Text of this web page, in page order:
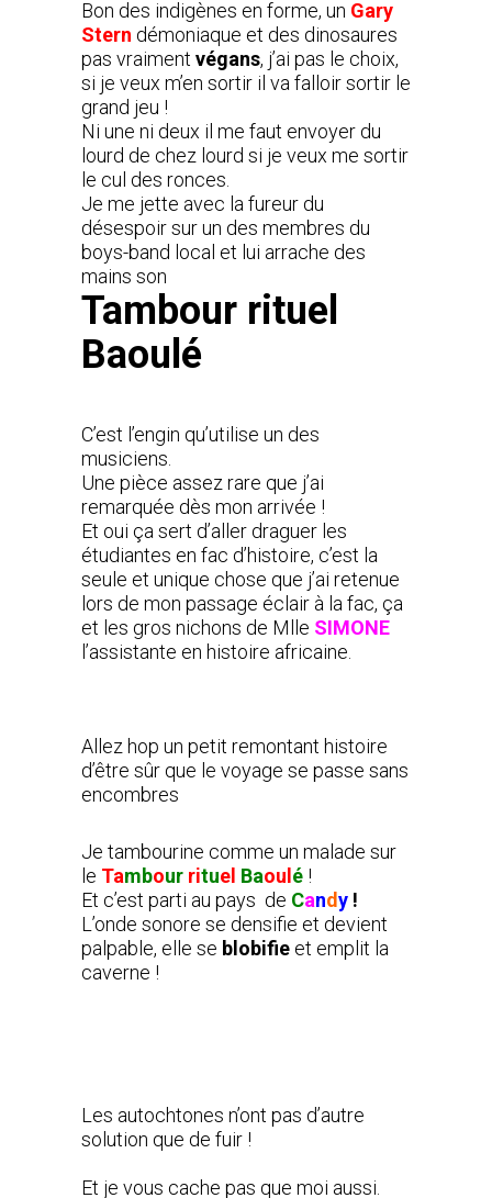
Bon des indigènes en forme, un Gary
Stern démoniaque et des dinosaures
pas vraiment végans, j’ai pas le choix,
si je veux m’en sortir il va falloir sortir le
grand jeu !
Ni une ni deux il me faut envoyer du
lourd de chez lourd si je veux me sortir
le cul des ronces.
Je me jette avec la fureur du
désespoir sur un des membres du
boys-band local et lui arrache des
mains son
Tambour rituel
Baoulé
C’est l’engin qu’utilise un des
musiciens.
Une pièce assez rare que j’ai
remarquée dès mon arrivée !
Et oui ça sert d’aller draguer les
étudiantes en fac d’histoire, c’est la
seule et unique chose que j’ai retenue
lors de mon passage éclair à la fac, ça
et les gros nichons de Mlle SIMONE
l’assistante en histoire africaine.
Allez hop un petit remontant histoire
d’être sûr que le voyage se passe sans
encombres
Je tambourine comme un malade sur
le Tambour rituel Baoul é !
Et c’est parti au pays de Candy !
L’onde sonore se densifie et devient
palpable, elle se blobifie et emplit la
caverne !
Les autochtones n’ont pas d’autre
solution que de fuir !
Et je vous cache pas que moi aussi.